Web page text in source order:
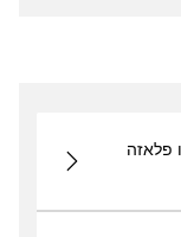
פלאזה